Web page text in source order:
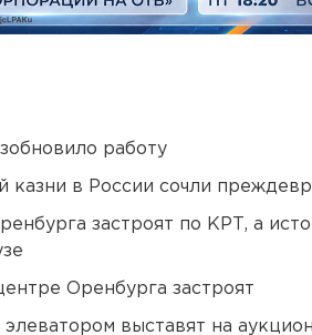
работу
казни в России сочли
застроят по КРТ, а
Оренбурга застроят
элеватором выставят на